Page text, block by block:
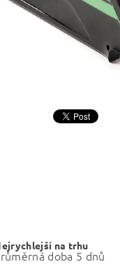
na trhu
doba 5 dnů